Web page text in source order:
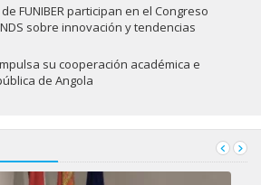
FUNIBER participan en el Congreso
sobre innovación y tendencias
su cooperación académica e
de Angola